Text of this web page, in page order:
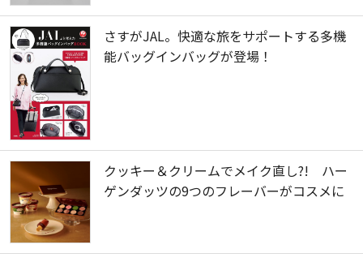
さすがJAL。快適な旅をサポートする多機
能バッグインバッグが登場！
クッキー＆クリームでメイク直し?! ハー
ゲンダッツの9つのフレーバーがコスメに